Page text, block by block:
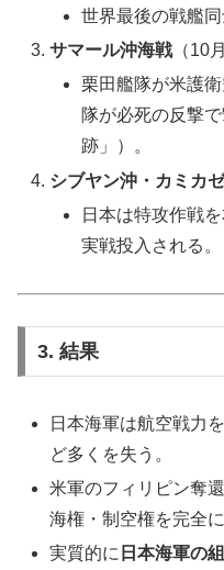
世界最後の戦艦同
サマール沖海戦（10
栗田艦隊が米護
隊が必死の反撃
跡」）。
シブヤン沖・カミカ
日本は特攻作戦
実戦投入される。
3. 結果
日本海軍は航空戦力
ど多くを失う。
米軍のフィリピン奪
海権・制空権を完全に
実質的に 日本海軍の